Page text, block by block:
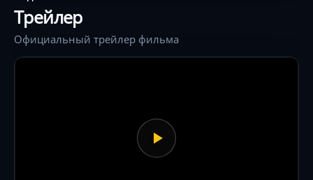
стала «чумовой»!
Трейлер
Официальный трейлер фильма